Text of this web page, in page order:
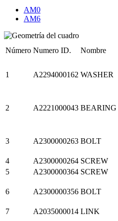
AM0
AM6
Número Numero ID. Nombre
1 A2294000162 WASHER
2 A2221000043 BEARING
3 A2300000263 BOLT
4 A2300000264 SCREW
5
A2300000364 SCREW
6 A2300000356 BOLT
7 A2035000014 LINK